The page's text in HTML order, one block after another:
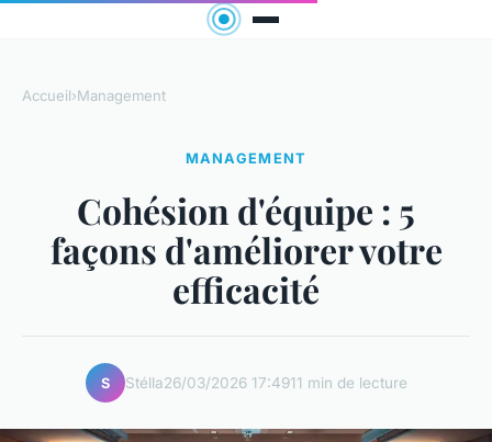
Accueil›Management
MANAGEMENT
Cohésion d'équipe : 5
façons d'améliorer votre
efficacité
S Stélla26/03/2026 17:4911 min de lecture